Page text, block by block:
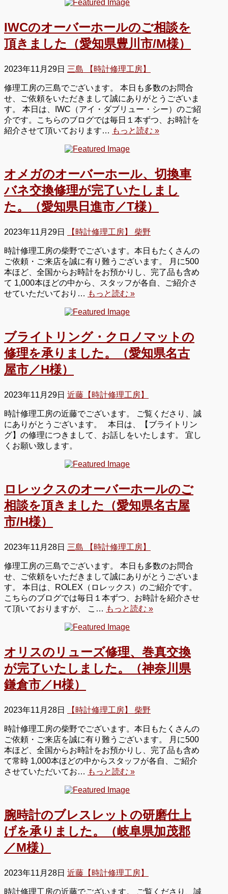
IWCのオーバーホールのご相談を
頂きました（愛知県豊川市/M様）
2023年11月29日 三島 【時計修理工房】
修理工房の三島でございます。 本日も多数のお問合
せ、ご依頼をいただきまして誠にありがとうございま
す。 本日は、IWC（アイ・ダブリュー・シー）のご紹
介です。こちらのブログでは毎日１本ずつ、お時計を
紹介させて頂いております… もっと読む »
オメガのオーバーホール、切換車
バネ交換修理が完了いたしまし
た。（愛知県日進市／T様）
2023年11月29日 【時計修理工房】 柴野
時計修理工房の柴野でございます。本日もたくさんの
ご依頼・ご来店を誠に有り難うございます。 月に500
本ほど、全国からお時計をお預かりし、完了品も含め
て 1,000本ほどの中から、スタッフが各自、ご紹介さ
せていただいており… もっと読む »
ブライトリング・クロノマットの
修理を承りました。（愛知県名古
屋市／H様）
2023年11月29日 近藤【時計修理工房】
時計修理工房の近藤でございます。 ご覧くださり、誠
にありがとうございます。 本日は、【ブライトリン
グ】の修理につきまして、お話しをいたします。 宜し
くお願い致します。
ロレックスのオーバーホールのご
相談を頂きました（愛知県名古屋
市/H様）
2023年11月28日 三島 【時計修理工房】
修理工房の三島でございます。 本日も多数のお問合
せ、ご依頼をいただきまして誠にありがとうございま
す。 本日は、ROLEX（ロレックス）のご紹介です。
こちらのブログでは毎日１本ずつ、お時計を紹介させ
て頂いておりますが、 こ… もっと読む »
オリスのリューズ修理、巻真交換
が完了いたしました。（神奈川県
鎌倉市／H様）
2023年11月28日 【時計修理工房】 柴野
時計修理工房の柴野でございます。本日もたくさんの
ご依頼・ご来店を誠に有り難うございます。 月に500
本ほど、全国からお時計をお預かりし、完了品も含め
て常時 1,000本ほどの中からスタッフが各自、ご紹介
させていただいてお… もっと読む »
腕時計のブレスレットの研磨仕上
げを承りました。（岐阜県加茂郡
／M様）
2023年11月28日 近藤【時計修理工房】
時計修理工房の近藤でございます。 ご覧くださり、誠